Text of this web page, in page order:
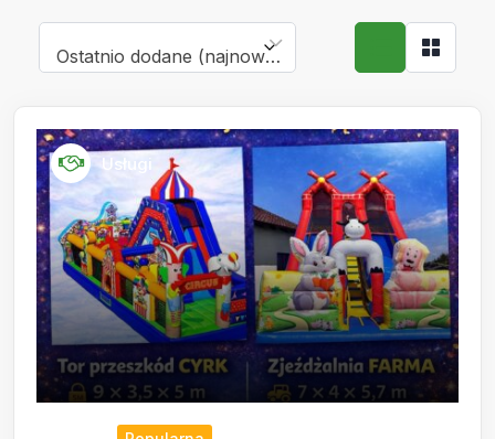
Ostatnio dodane (najnowsze)
Usługi